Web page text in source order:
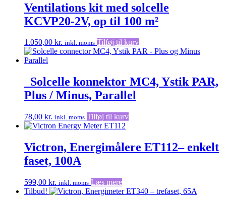
Ventilations kit med solcelle
KCVP20-2V, op til 100 m²
1.050,00 kr. inkl. moms Tilføj til kurv
_Solcelle konnektor MC4, Ystik PAR,
Plus / Minus, Parallel
78,00 kr. inkl. moms Tilføj til kurv
Victron, Energimålere ET112– enkelt
faset, 100A
599,00 kr. inkl. moms Læs mere
Tilbud!